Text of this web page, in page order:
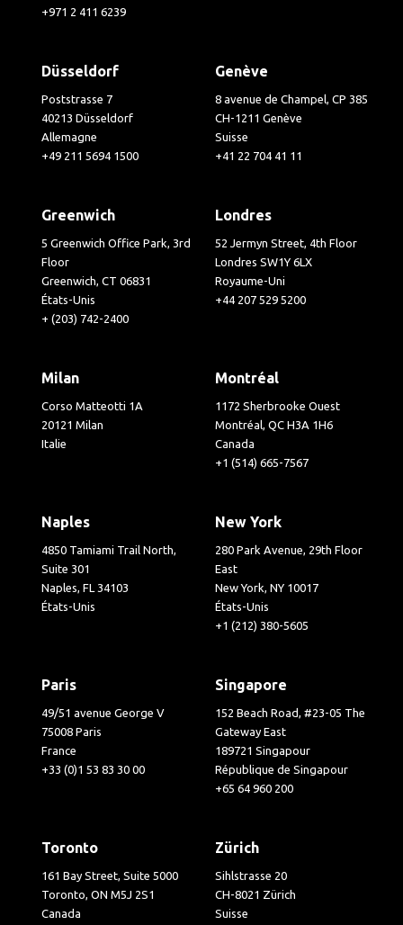
+971 2 411 6239
Düsseldorf
Poststrasse 7
40213 Düsseldorf
Allemagne
+49 211 5694 1500
Genève
8 avenue de Champel, CP 385
CH-1211 Genève
Suisse
+41 22 704 41 11
Greenwich
5 Greenwich Office Park, 3rd
Floor
Greenwich, CT 06831
États-Unis
+ (203) 742-2400
Londres
52 Jermyn Street, 4th Floor
Londres SW1Y 6LX
Royaume-Uni
+44 207 529 5200
Milan
Corso Matteotti 1A
20121 Milan
Italie
Montréal
1172 Sherbrooke Ouest
Montréal, QC H3A 1H6
Canada
+1 (514) 665-7567
Naples
4850 Tamiami Trail North,
Suite 301
Naples, FL 34103
États-Unis
New York
280 Park Avenue, 29th Floor
East
New York, NY 10017
États-Unis
+1 (212) 380-5605
Paris
49/51 avenue George V
75008 Paris
France
+33 (0)1 53 83 30 00
Singapore
152 Beach Road, #23-05 The
Gateway East
189721 Singapour
République de Singapour
+65 64 960 200
Toronto
161 Bay Street, Suite 5000
Toronto, ON M5J 2S1
Canada
Zürich
Sihlstrasse 20
CH-8021 Zürich
Suisse